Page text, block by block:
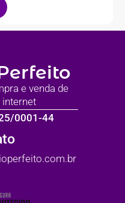
e venda de
0001-44